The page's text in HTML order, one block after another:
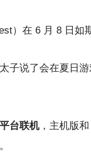
）在 6 月 8 日如
子说了会在夏日
台联机，主机版